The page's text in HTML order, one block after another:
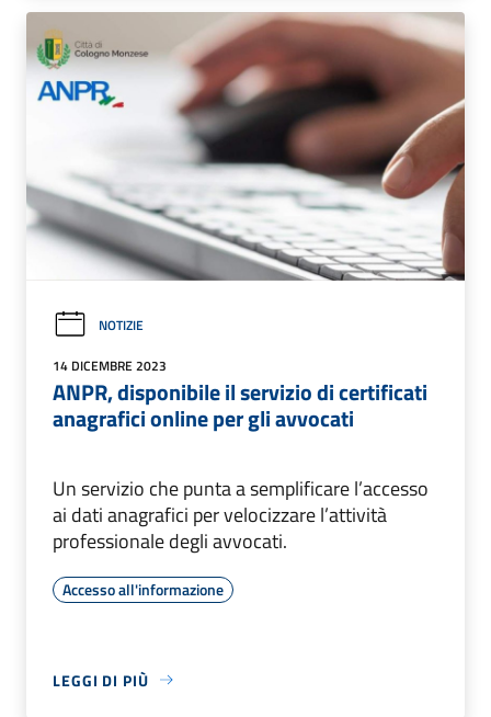
NOTIZIE
14 DICEMBRE 2023
ANPR, disponibile il servizio di certificati
anagrafici online per gli avvocati
Un servizio che punta a semplificare l’accesso
ai dati anagrafici per velocizzare l’attività
professionale degli avvocati.
Accesso all'informazione
LEGGI DI PIÙ